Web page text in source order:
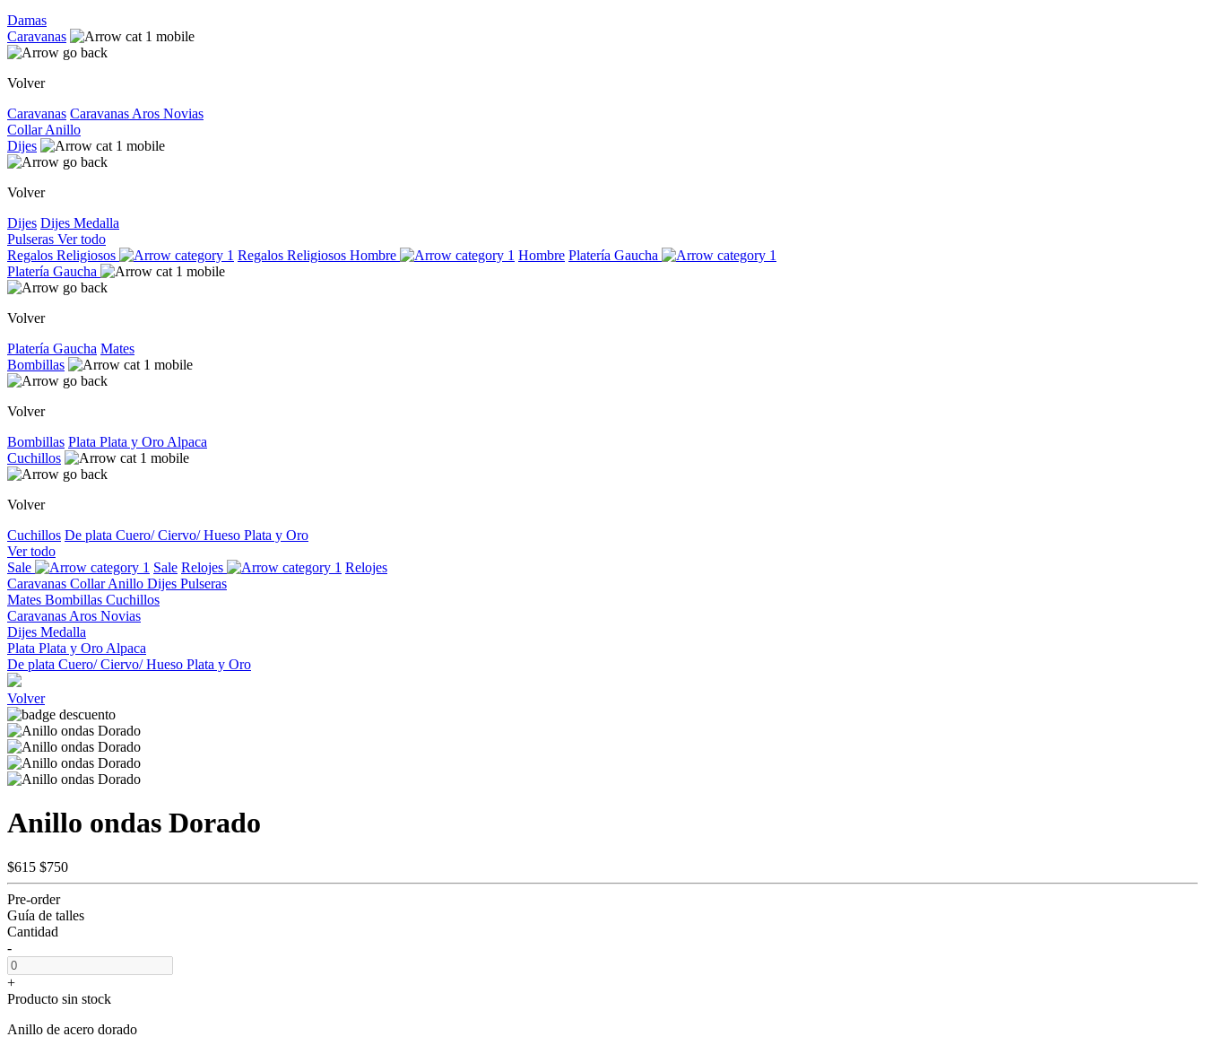
Damas
Caravanas
Volver
Caravanas Caravanas Aros Novias
CollarAnillo
Dijes
Volver
Dijes Dijes Medalla
Pulseras Ver todo
Regalos Religiosos
Regalos Religiosos Hombre Hombre Platería Gaucha
Platería Gaucha
Volver
Platería Gaucha Mates
Bombillas
Volver
Bombillas Plata Plata y Oro Alpaca
Cuchillos
Volver
Cuchillos De plata Cuero/ Ciervo/ Hueso Plata y Oro
Ver todo
Sale
Sale Relojes
Relojes
Caravanas CollarAnillo Dijes Pulseras
Mates Bombillas Cuchillos
Caravanas Aros Novias
Dijes Medalla
Plata Plata y Oro Alpaca
De plata Cuero/ Ciervo/ Hueso Plata y Oro
Volver
Anillo ondas Dorado
$615 $750
Pre-order
Guía de talles
Cantidad
-
+
Producto sin stock
Anillo de acero dorado